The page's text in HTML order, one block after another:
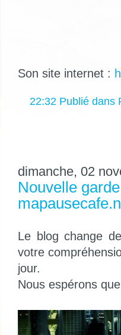
Son site internet :
22:32 Publié dans
dimanche, 02
Nouvelle
Le blog change
votre
jour.
Nous espérons